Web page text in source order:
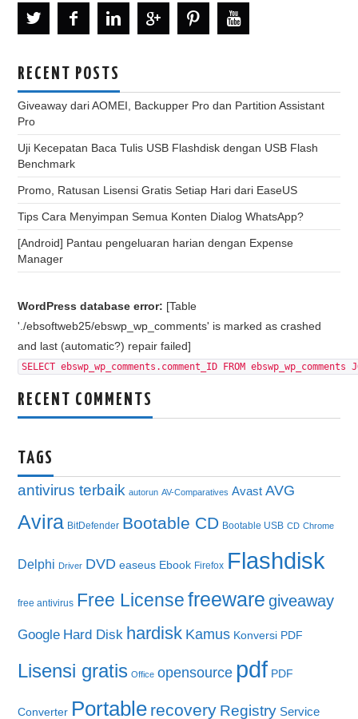
RECENT POSTS
Giveaway dari AOMEI, Backupper Pro dan Partition Assistant
Pro
Uji Kecepatan Baca Tulis USB Flashdisk dengan USB Flash
Benchmark
Promo, Ratusan Lisensi Gratis Setiap Hari dari EaseUS
Tips Cara Menyimpan Semua Konten Dialog WhatsApp?
[Android] Pantau pengeluaran harian dengan Expense
Manager
WordPress database error: [Table
'./ebsoftweb25/ebswp_wp_comments' is marked as crashed
and last (automatic?) repair failed]
SELECT ebswp_wp_comments.comment_ID FROM
RECENT COMMENTS
TAGS
antivirus terbaik autorun AV-Comparatives Avast AVG
Avira BitDefender Bootable CD Bootable USB CD Chrome
Delphi Driver DVD easeus Ebook Firefox Flashdisk
free antivirus Free License freeware giveaway
Google Hard Disk hardisk Kamus Konversi PDF
Lisensi gratis Office opensource pdf PDF
Converter Portable recovery Registry Service